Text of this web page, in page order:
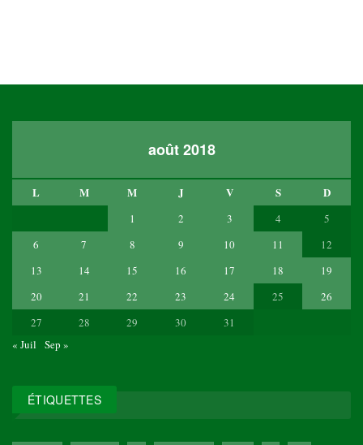
août 2018
L M M J V S D
1 2 3 4
5
6
7 8 9 10 11
12
13
14 15 16 17 18
19
20
21 22 23 24 25
26
27
28 29 30
31
« Juil
Sep »
ÉTIQUETTES